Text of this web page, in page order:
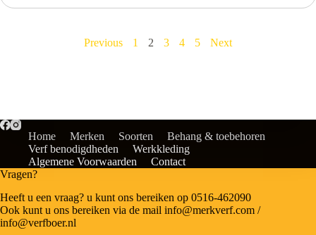
Previous 1 2 3 4 5 Next
Home Merken Soorten
Behang & toebehoren
Verf benodigdheden
Werkkleding
Algemene Voorwaarden
Contact
Vragen?
Heeft u een vraag? u kunt ons bereiken op 0516-462090
Ook kunt u ons bereiken via de mail info@merkverf.com /
info@verfboer.nl